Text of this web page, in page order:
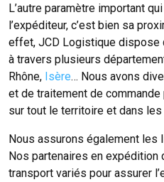
L’autre paramètre important
l’expéditeur, c’est bien sa
effet, JCD Logistique dispose
à travers plusieurs
Rhône, Isère… Nous avons
et de traitement de
sur tout le territoire et dans les
Nous assurons également les
Nos partenaires en
transport variés pour assurer